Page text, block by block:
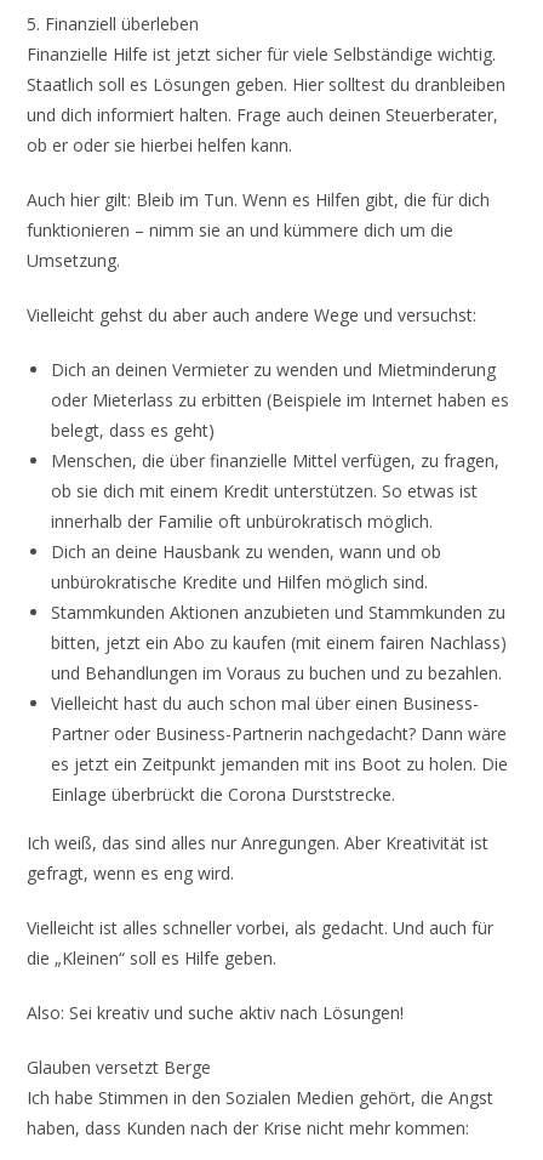
5. Finanziell überleben
Finanzielle Hilfe ist jetzt sicher für viele Selbständige wichtig.
Staatlich soll es Lösungen geben. Hier solltest du dranbleiben
und dich informiert halten. Frage auch deinen Steuerberater,
ob er oder sie hierbei helfen kann.
Auch hier gilt: Bleib im Tun. Wenn es Hilfen gibt, die für dich
funktionieren – nimm sie an und kümmere dich um die
Umsetzung.
Vielleicht gehst du aber auch andere Wege und versuchst:
Dich an deinen Vermieter zu wenden und Mietminderung
oder Mieterlass zu erbitten (Beispiele im Internet haben es
belegt, dass es geht)
Menschen, die über finanzielle Mittel verfügen, zu fragen,
ob sie dich mit einem Kredit unterstützen. So etwas ist
innerhalb der Familie oft unbürokratisch möglich.
Dich an deine Hausbank zu wenden, wann und ob
unbürokratische Kredite und Hilfen möglich sind.
Stammkunden Aktionen anzubieten und Stammkunden zu
bitten, jetzt ein Abo zu kaufen (mit einem fairen Nachlass)
und Behandlungen im Voraus zu buchen und zu bezahlen.
Vielleicht hast du auch schon mal über einen Business-
Partner oder Business-Partnerin nachgedacht? Dann wäre
es jetzt ein Zeitpunkt jemanden mit ins Boot zu holen. Die
Einlage überbrückt die Corona Durststrecke.
Ich weiß, das sind alles nur Anregungen. Aber Kreativität ist
gefragt, wenn es eng wird.
Vielleicht ist alles schneller vorbei, als gedacht. Und auch für
die „Kleinen“ soll es Hilfe geben.
Also: Sei kreativ und suche aktiv nach Lösungen!
Glauben versetzt Berge
Ich habe Stimmen in den Sozialen Medien gehört, die Angst
haben, dass Kunden nach der Krise nicht mehr kommen: